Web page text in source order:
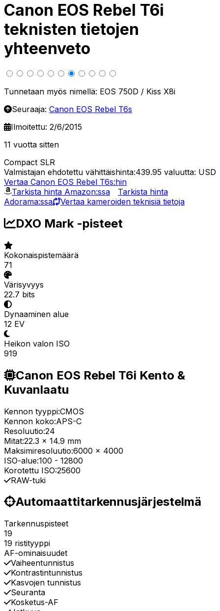
Canon EOS Rebel T6i
teknisten tietojen
yhteenveto
Tunnetaan myös nimellä: EOS 750D / Kiss X8i
Seuraaja: Canon EOS Rebel T6s
Ilmoitettu: 2/6/2015
11 vuotta sitten
Compact SLR
Valmistajan ehdotettu vähittäishinta:439.95 valuutta: USD
Vertaa Canon EOS Rebel T6s:hin
Tarkista hinta Amazon:ssa
Tarkista hinta
Adorama:ssa
Vertaa kameroiden teknisiä tietoja
DXO Mark -pisteet
Kokonaispistemäärä
71
Värisyvyys
22.7 bits
Dynaaminen alue
12 EV
Heikon valon ISO
919
Canon EOS Rebel T6i Kento &
Kuvanlaatu
Kennon tyyppi:CMOS
Kennon koko:APS-C
Resoluutio:24
Mitat:22.3 x 14.9 mm
Maksimiresoluutio:6000 x 4000
ISO-alue:100 - 12800
Korotettu ISO:25600
RAW-tuki
Automaattitarkennusjärjestelmä
Tarkennuspisteet
19
19 ristityyppi
AF-ominaisuudet
Vaiheentunnistus
Kontrastintunnistus
Kasvojen tunnistus
Seuranta
Kosketus-AF